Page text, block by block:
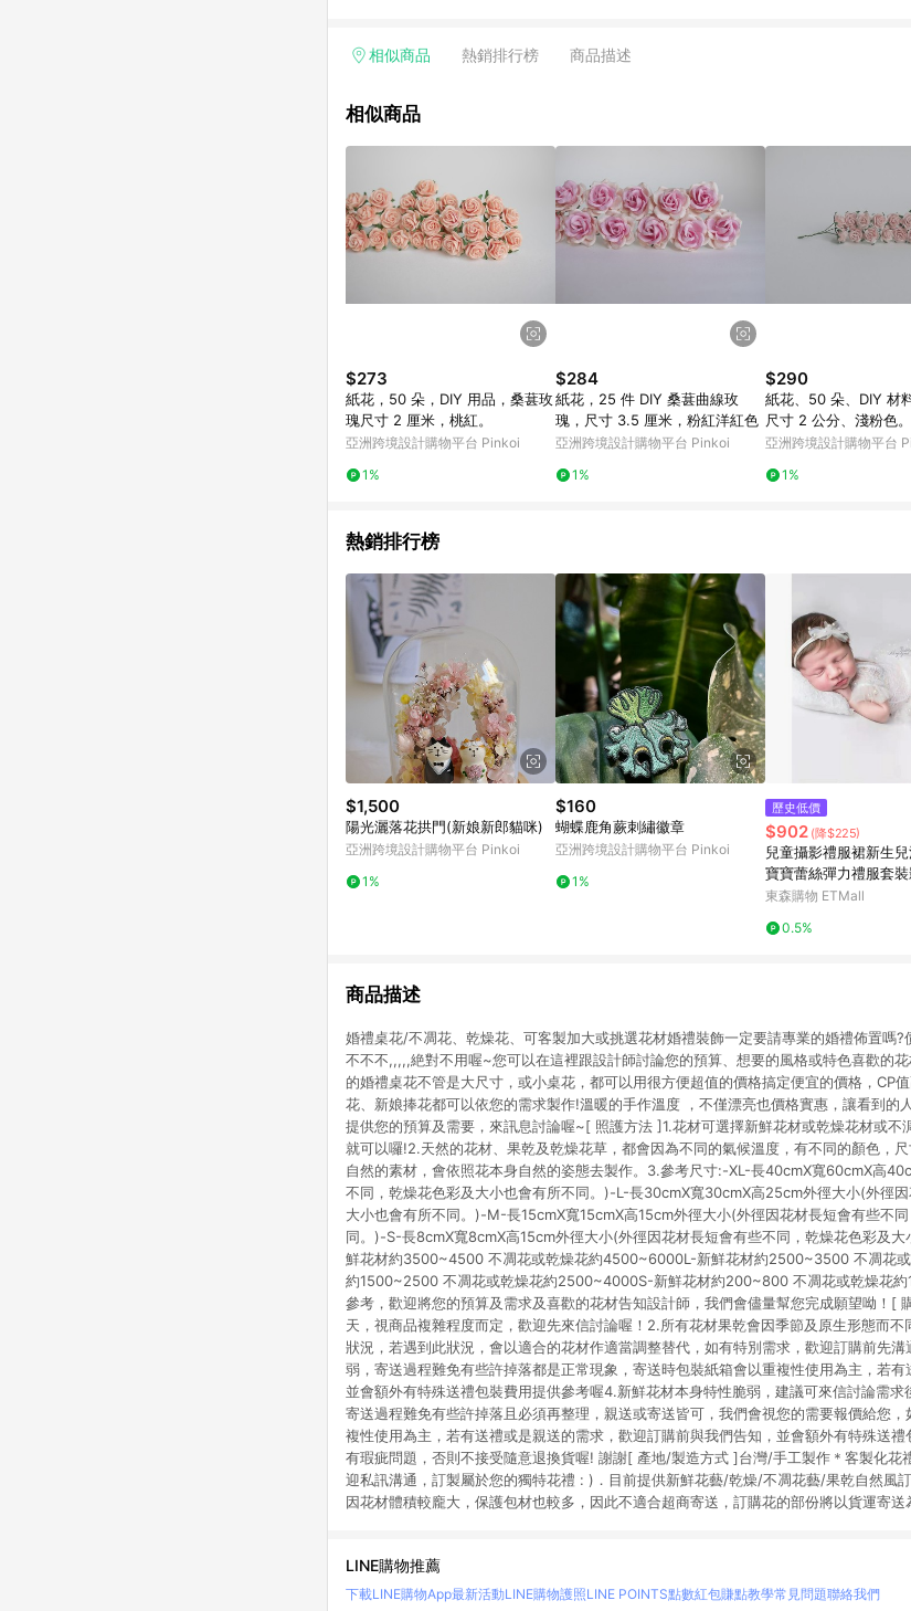
格，部分退款不在此限。 6. APP 請更新至Android v4.6.0 / iOS v4.1.5 以上才具贈點資
使用規則請以點數紅包活動說明為準。 11. 若於 LINE 購物前往 Pinkoi 頁面後才首次下載
相似商品 熱銷排行榜 商品描述
相似商品
$273
紙花，50 朵，DIY 用品，桑葚玫
瑰尺寸 2 厘米，桃紅。
亞洲跨境設計購物平台 Pinkoi
1%
$284
紙花，25 件 DIY 桑葚曲線玫
瑰，尺寸 3.5 厘米，粉紅洋紅色
亞洲跨境設計購物平台 Pinkoi
1%
$290
紙花、50 朵、DIY 材
尺寸 2 公分、淺粉色。
亞洲跨境設計購物平台
1%
熱銷排行榜
$1,500
陽光灑落花拱門(新娘新郎貓咪)
亞洲跨境設計購物平台 Pinkoi
1%
$160
蝴蝶鹿角蕨刺繡徽章
亞洲跨境設計購物平台 Pinkoi
1%
歷史低價
$902 (降$225)
兒童攝影禮服裙新生
寶寶蕾絲彈力禮服套裝
道具
東森購物 ETMall
0.5%
商品描述
婚禮桌花/不凋花、乾燥花、可客製加大或挑選花材婚禮裝飾一定要請專業的婚禮佈置嗎
不不不,,,,,絶對不用喔~您可以在這裡跟設計師討論您的預算、想要的風格或特色喜歡的
的婚禮桌花不管是大尺寸，或小桌花，都可以用很方便超值的價格搞定便宜的價格，CP
花、新娘捧花都可以依您的需求製作!溫暖的手作溫度 ，不僅漂亮也價格實惠，讓看到的
提供您的預算及需要，來訊息討論喔~[ 照護方法 ]1.花材可選擇新鮮花材或乾燥花材或不
就可以囉!2.天然的花材、果乾及乾燥花草，都會因為不同的氣候溫度，有不同的顏色，
自然的素材，會依照花本身自然的姿態去製作。3.參考尺寸:-XL-長40cmX寬60cmX高
不同，乾燥花色彩及大小也會有所不同。)-L-長30cmX寬30cmX高25cm外徑大小(外徑
大小也會有所不同。)-M-長15cmX寬15cmX高15cm外徑大小(外徑因花材長短會有些不
同。)-S-長8cmX寬8cmX高15cm外徑大小(外徑因花材長短會有些不同，乾燥花色彩及
鮮花材約3500~4500 不凋花或乾燥花約4500~6000L-新鮮花材約2500~3500 不凋花
約1500~2500 不凋花或乾燥花約2500~4000S-新鮮花材約200~800 不凋花或乾燥花
參考，歡迎將您的預算及需求及喜歡的花材告知設計師，我們會儘量幫您完成願望呦！[
天，視商品複雜程度而定，歡迎先來信討論喔！2.所有花材果乾會因季節及原生形態而
狀況，若遇到此狀況，會以適合的花材作適當調整替代，如有特別需求，歡迎訂購前先
弱，寄送過程難免有些許掉落都是正常現象，寄送時包裝紙箱會以重複性使用為主，若有
並會額外有特殊送禮包裝費用提供參考喔4.新鮮花材本身特性脆弱，建議可來信討論需
寄送過程難免有些許掉落且必須再整理，親送或寄送皆可，我們會視您的需要報價給您
複性使用為主，若有送禮或是親送的需求，歡迎訂購前與我們告知，並會額外有特殊送
有瑕疵問題，否則不接受隨意退換貨喔! 謝謝[ 產地/製造方式 ]台灣/手工製作＊客製化花
迎私訊溝通，訂製屬於您的獨特花禮 : )．目前提供新鮮花藝/乾燥/不凋花藝/果乾自然風
因花材體積較龐大，保護包材也較多，因此不適合超商寄送，訂購花的部份將以貨運寄送
LINE購物推薦
下載LINE購物App最新活動LINE購物護照LINE POINTS點數紅包賺點教學常見問題聯絡我們